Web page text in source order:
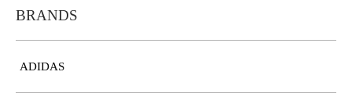
BRANDS
ADIDAS